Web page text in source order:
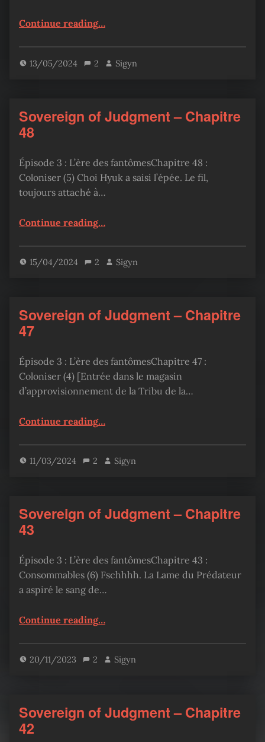
Continue reading“Sovereign of judgment – Chapitre 49”
…
13/05/2024 2 Sigyn
Sovereign of Judgment – Chapitre
48
Épisode 3 : L’ère des fantômesChapitre 48 :
Coloniser (5) Choi Hyuk a saisi l’épée. Le fil,
toujours attaché à…
Continue reading“Sovereign of Judgment – Chapitre 48”
…
15/04/2024 2 Sigyn
Sovereign of Judgment – Chapitre
47
Épisode 3 : L’ère des fantômesChapitre 47 :
Coloniser (4) [Entrée dans le magasin
d’approvisionnement de la Tribu de la…
Continue reading“Sovereign of Judgment – Chapitre 47”
…
11/03/2024 2 Sigyn
Sovereign of Judgment – Chapitre
43
Épisode 3 : L’ère des fantômesChapitre 43 :
Consommables (6) Fschhhh. La Lame du Prédateur
a aspiré le sang de…
Continue reading“Sovereign of Judgment – Chapitre 43”
…
20/11/2023 2 Sigyn
Sovereign of Judgment – Chapitre
42